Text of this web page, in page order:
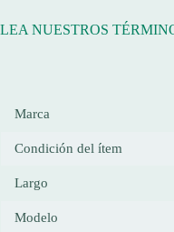
LEA NUESTROS
Marca
Condición del ítem
Largo
Modelo